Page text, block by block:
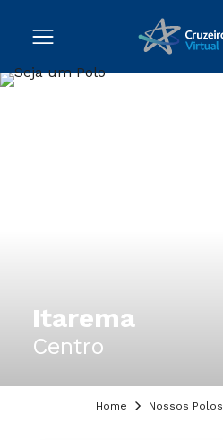
Itarema
Centro
Home Nossos Polos